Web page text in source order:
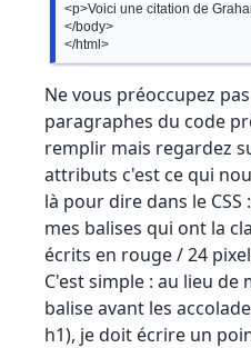
<p>Voici une citation de
</body>
Ne vous préoccupez
paragraphes du code
remplir mais regardez
attributs c'est ce qui
là pour dire dans le CSS
mes balises qui ont la
écrits en rouge / 24
C'est simple : au lieu de
balise avant les
h1), je doit écrire un